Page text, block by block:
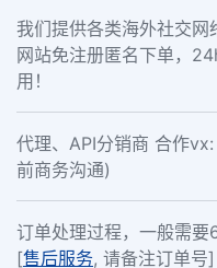
我们提供各类海外社交网
网站免注册匿名下单，
用！
代理、API分销商 合作
前商务沟通)
订单处理过程，一般需要
[售后服务, 请备注订单号]